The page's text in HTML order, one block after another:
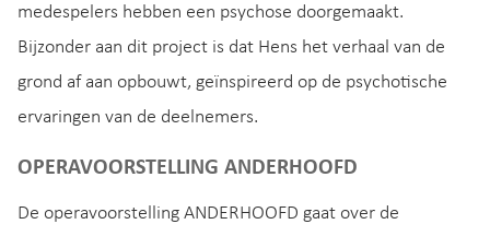
medespelers hebben een psychose doorgemaakt.
Bijzonder aan dit project is dat Hens het verhaal van de
grond af aan opbouwt, geïnspireerd op de psychotische
ervaringen van de deelnemers.
OPERAVOORSTELLING ANDERHOOFD
De operavoorstelling ANDERHOOFD gaat over de